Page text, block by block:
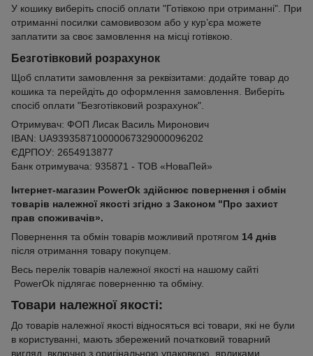
У кошику виберіть спосіб оплати "Готівкою при отриманні". При
отриманні посилки самовивозом або у кур’єра можете
заплатити за своє замовлення на місці готівкою.
Безготівковий розрахунок
Щоб сплатити замовлення за реквізитами: додайте товар до
кошика та перейдіть до оформлення замовлення. Виберіть
спосіб оплати "Безготівковий розрахунок".
Отримувач: ФОП Лисак Василь Миронович
IBAN: UA939358710000067329000096202
ЄДРПОУ: 2654913877
Банк отримувача: 935871 - ТОВ «НоваПей»
Інтернет-магазин PowerOk здійснює повернення і обмін
товарів належної якості згідно з Законом "Про захист
прав споживачів».
Повернення та обмін товарів можливий протягом 14 днів
після отримання товару покупцем.
Весь перелік товарів належної якості на нашому сайті
PowerOk підлягає поверненню та обміну.
Товари належної якості:
До товарів належної якості відносяться всі товари, які не були
в користуванні, мають збережений початковий товарний
вигляд, включно з оригінальною упаковкою, ярликами,